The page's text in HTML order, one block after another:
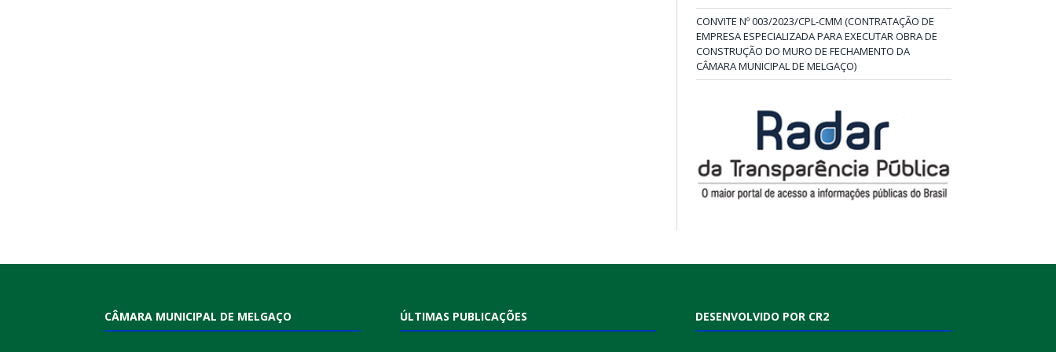
CONVITE Nº 003/2023/CPL-CMM (CONTRATAÇÃO DE
EMPRESA ESPECIALIZADA PARA EXECUTAR OBRA DE
CONSTRUÇÃO DO MURO DE FECHAMENTO DA
CÂMARA MUNICIPAL DE MELGAÇO)
CÂMARA MUNICIPAL DE MELGAÇO ÚLTIMAS PUBLICAÇÕES DESENVOLVIDO POR CR2